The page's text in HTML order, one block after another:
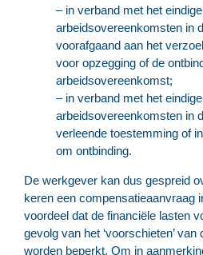
– in verband met het
arbeidsovereenkomsten in
voorafgaand aan het
voor opzegging of de
arbeidsovereenkomst;
– in verband met het
arbeidsovereenkomsten in
verleende toestemming of
om ontbinding.
De werkgever kan dus gespreid
keren een compensatieaanvraag
voordeel dat de financiële lasten
gevolg van het ‘voorschieten’
worden beperkt. Om in